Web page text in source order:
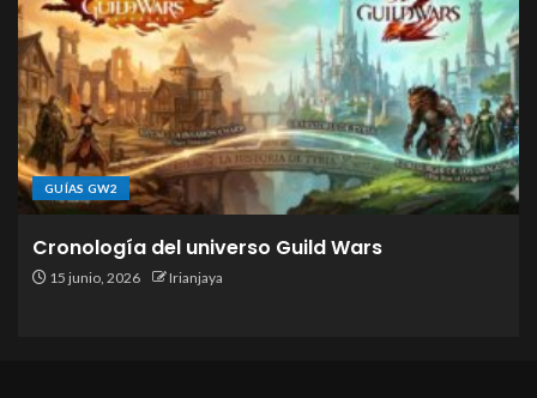
GUÍAS GW2
Cronología del universo Guild Wars
15 junio, 2026 Irianjaya